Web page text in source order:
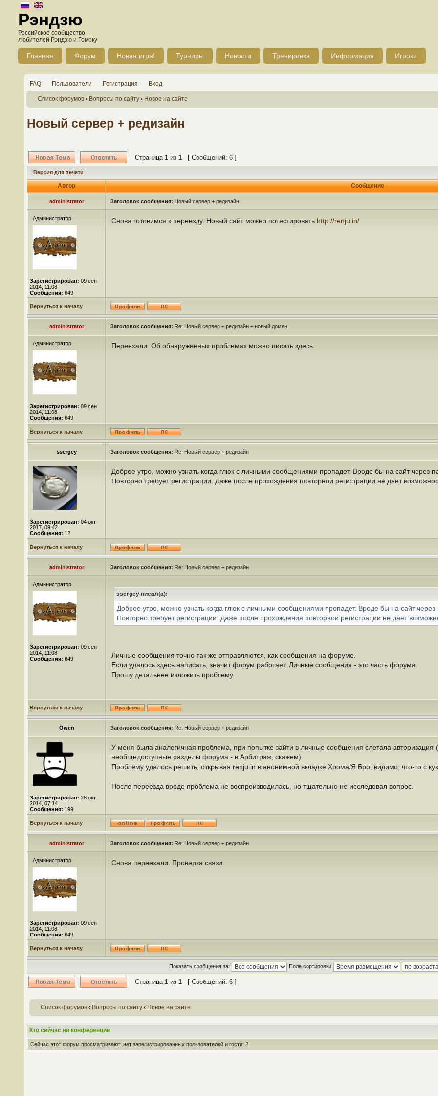
Рэндзю
Российское сообщество
любителей Рэндзю и Гомоку
Главная Форум Новая игра! Турниры Новости Тренировка Информация Игроки
FAQ Пользователи Регистрация Вход
Список форумов ‹ Вопросы по сайту ‹ Новое на сайте
Новый сервер + редизайн
Страница 1 из 1 [ Сообщений: 6 ]
Версия для печати
Автор Сообщение
administrator Заголовок сообщения: Новый сервер + редизайн
Администратор
Зарегистрирован: 09 сен
2014, 11:08
Сообщения: 649
Снова готовимся к переезду. Новый сайт можно потестировать http://renju.in/
Вернуться к началу
administrator Заголовок сообщения: Re: Новый сервер + редизайн + новый домен
Администратор
Зарегистрирован: 09 сен
2014, 11:08
Сообщения: 649
Переехали. Об обнаруженных проблемах можно писать здесь.
Вернуться к началу
ssergey Заголовок сообщения: Re: Новый сервер + редизайн
Зарегистрирован: 04 окт
2017, 09:42
Сообщения: 12
Доброе утро, можно узнать когда глюк с личными сообщениями пропадет. Вроде бы на сайт через
Повторно требует регистрации. Даже после прохождения повторной регистрации не даёт
Вернуться к началу
administrator Заголовок сообщения: Re: Новый сервер + редизайн
Администратор
Зарегистрирован: 09 сен
2014, 11:08
Сообщения: 649
ssergey писал(а):
Доброе утро, можно узнать когда глюк с личными сообщениями пропадет. Вроде бы на сайт
Повторно требует регистрации. Даже после прохождения повторной регистрации не даёт
Личные сообщения точно так же отправляются, как сообщения на форуме.
Если удалось здесь написать, значит форум работает. Личные сообщения - это часть форума.
Прошу детальнее изложить проблему.
Вернуться к началу
Owen Заголовок сообщения: Re: Новый сервер + редизайн
Зарегистрирован: 28 окт
2014, 07:14
Сообщения: 199
У меня была аналогичная проблема, при попытке зайти в личные сообщения слетала авторизация
необщедоступные разделы форума - в Арбитраж, скажем).
Проблему удалось решить, открывая renju.in в анонимной вкладке Хрома/Я.Бро, видимо, что-то с
После переезда вроде проблема не воспроизводилась, но тщательно не исследовал вопрос.
Вернуться к началу
administrator Заголовок сообщения: Re: Новый сервер + редизайн
Администратор
Зарегистрирован: 09 сен
2014, 11:08
Сообщения: 649
Снова переехали. Проверка связи.
Вернуться к началу
Показать сообщения за: Поле сортировки
Страница 1 из 1 [ Сообщений: 6 ]
Список форумов ‹ Вопросы по сайту ‹ Новое на сайте
Кто сейчас на конференции
Сейчас этот форум просматривают: нет зарегистрированных пользователей и гости: 2